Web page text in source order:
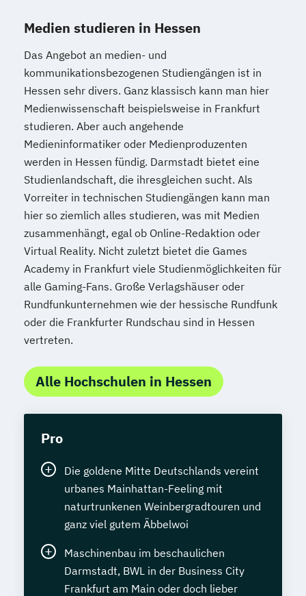
Medien studieren in Hessen
Das Angebot an medien- und
kommunikationsbezogenen Studiengängen ist in
Hessen sehr divers. Ganz klassisch kann man hier
Medienwissenschaft beispielsweise in Frankfurt
studieren. Aber auch angehende
Medieninformatiker oder Medienproduzenten
werden in Hessen fündig. Darmstadt bietet eine
Studienlandschaft, die ihresgleichen sucht. Als
Vorreiter in technischen Studiengängen kann man
hier so ziemlich alles studieren, was mit Medien
zusammenhängt, egal ob Online-Redaktion oder
Virtual Reality. Nicht zuletzt bietet die Games
Academy in Frankfurt viele Studienmöglichkeiten für
alle Gaming-Fans. Große Verlagshäuser oder
Rundfunkunternehmen wie der hessische Rundfunk
oder die Frankfurter Rundschau sind in Hessen
vertreten.
Alle Hochschulen in Hessen
Pro
Die goldene Mitte Deutschlands vereint
urbanes Mainhattan-Feeling mit
naturtrunkenen Weinbergradtouren und
ganz viel gutem Äbbelwoi
Maschinenbau im beschaulichen
Darmstadt, BWL in der Business City
Frankfurt am Main oder doch lieber